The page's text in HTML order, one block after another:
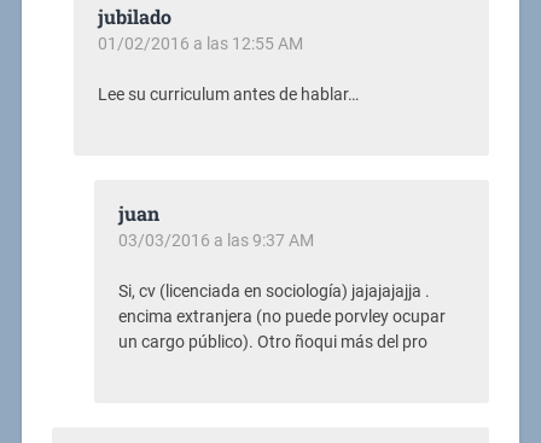
jubilado
01/02/2016 a las 12:55 AM
Lee su curriculum antes de hablar…
juan
03/03/2016 a las 9:37 AM
Si, cv (licenciada en sociología) jajajajajja .
encima extranjera (no puede porvley ocupar
un cargo público). Otro ñoqui más del pro